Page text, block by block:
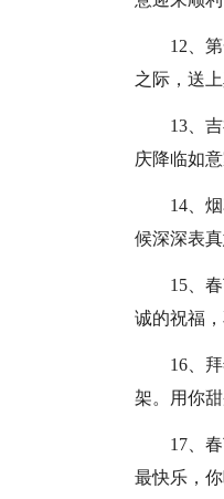
12、
之际，送
13、
庆降临如
14、
候深深表
15、
诚的祝福
16、
架。用你
17、
最快乐，